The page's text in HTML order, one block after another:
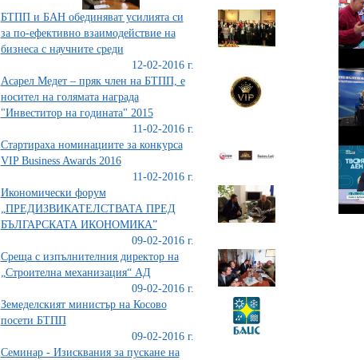
БТПП и БАН обединяват усилията си
за по-ефективно взаимодействие на
бизнеса с научните среди
12-02-2016 г.
Асарел Медет – пряк член на БТПП, е
носител на голямата награда
"Инвеститор на годината" 2015
11-02-2016 г.
Стартираха номинациите за конкурса
VIP Business Awards 2016
11-02-2016 г.
Икономически форум
„ПРЕДИЗВИКАТЕЛСТВАТА ПРЕД
БЪЛГАРСКАТА ИКОНОМИКА”
09-02-2016 г.
Среща с изпълнителния директор на
„Строителна механизация“ АД
09-02-2016 г.
Земеделският министър на Косово
посети БТПП
09-02-2016 г.
Семинар - Изисквания за пускане на